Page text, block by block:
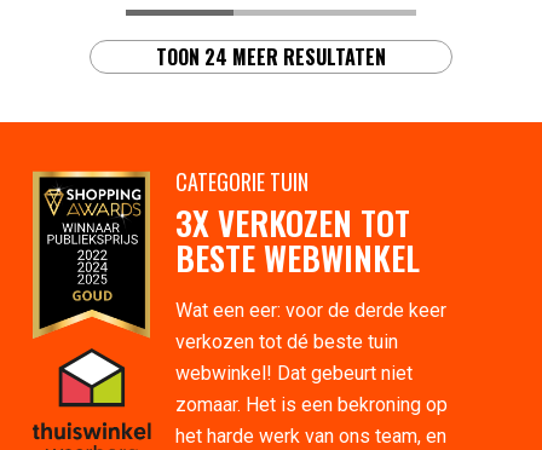
TOON 24 MEER RESULTATEN
CATEGORIE TUIN
3X VERKOZEN TOT
BESTE WEBWINKEL
Wat een eer: voor de derde keer
verkozen tot dé beste tuin
webwinkel! Dat gebeurt niet
zomaar. Het is een bekroning op
het harde werk van ons team, en